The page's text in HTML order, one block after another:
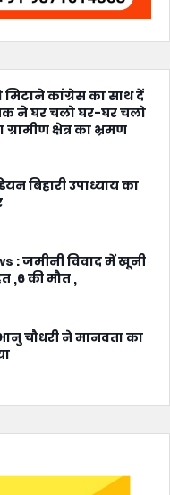
मिटाने कांग्रेस का साथ दें
ने घर चलो घर-घर चलो
क्षेत्र का भ्रमण
बिहारी उपाध्याय का
: जमीनी विवाद में खूनी
,6 की मौत ,
चौधरी ने मानवता का